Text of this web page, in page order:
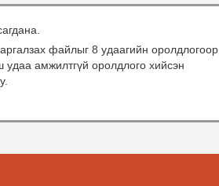
файлыг 8 удаагийн оролдлогоор
удаа амжилтгүй оролдлого хийсэн